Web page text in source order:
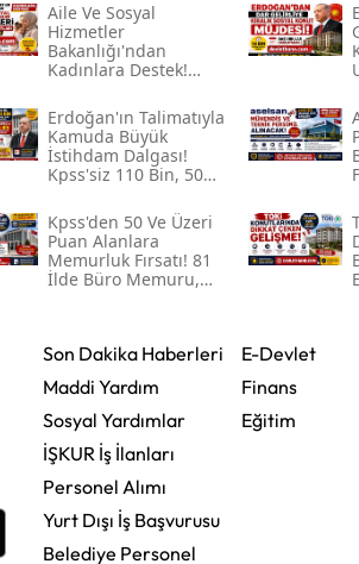
Aile Ve Sosyal
Hizmetler
Bakanlığı'ndan
Kadınlara Destek!
Ödemeleri Ve
Başvuru Şartları
Açıklandı
Erdoğan'ın Talimatıyla
Kamuda Büyük
İstihdam Dalgası!
Kpss'siz 110 Bin, 50
Personel Alımı
Bekleniyor
Kpss'den 50 Ve Üzeri
Puan Alanlara
Memurluk Fırsatı! 81
İlde Büro Memuru,
Son Dakika Haberleri
Maddi Yardım
Sosyal Yardımlar
İŞKUR İş İlanları
Personel Alımı
Yurt Dışı İş Başvurusu
Belediye Personel
E-Devlet
Finans
Eğitim